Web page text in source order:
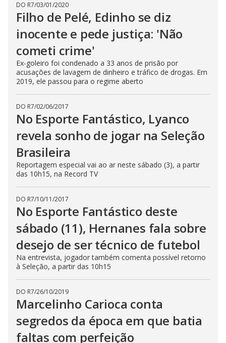
DO R7/03/01/2020
Filho de Pelé, Edinho se diz
inocente e pede justiça: 'Não
cometi crime'
Ex-goleiro foi condenado a 33 anos de prisão por
acusações de lavagem de dinheiro e tráfico de drogas. Em
2019, ele passou para o regime aberto
DO R7/02/06/2017
No Esporte Fantástico, Lyanco
revela sonho de jogar na Seleção
Brasileira
Reportagem especial vai ao ar neste sábado (3), a partir
das 10h15, na Record TV
DO R7/10/11/2017
No Esporte Fantástico deste
sábado (11), Hernanes fala sobre
desejo de ser técnico de futebol
Na entrevista, jogador também comenta possível retorno
à Seleção, a partir das 10h15
DO R7/26/10/2019
Marcelinho Carioca conta
segredos da época em que batia
faltas com perfeição